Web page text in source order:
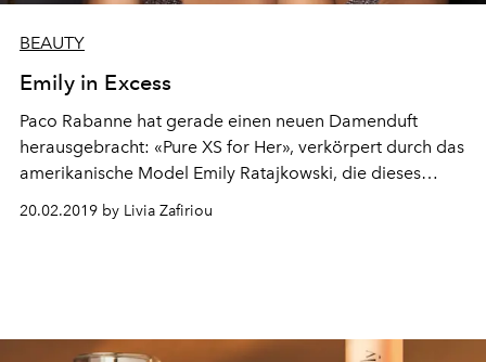
BEAUTY
Emily in Excess
Paco Rabanne hat gerade einen neuen Damenduft
herausgebracht: «Pure XS for Her», verkörpert durch das
amerikanische Model Emily Ratajkowski, die dieses
sinnliche, verführerische Parfüm zum Leben erweckt.
20.02.2019 by Livia Zafiriou